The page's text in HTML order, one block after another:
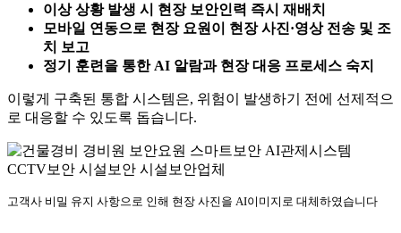
이상 상황 발생 시 현장 보안인력 즉시 재배치
모바일 연동으로 현장 요원이 현장 사진·영상 전송 및 조
치 보고
정기 훈련을 통한 AI 알람과 현장 대응 프로세스 숙지
이렇게 구축된 통합 시스템은, 위험이 발생하기 전에 선제적으
로 대응할 수 있도록 돕습니다.
고객사 비밀 유지 사항으로 인해 현장 사진을 AI이미지로 대체하였습니다